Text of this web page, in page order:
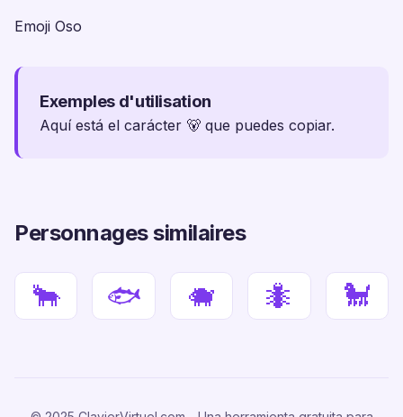
Emoji Oso
Exemples d'utilisation
Aquí está el carácter 🐻 que puedes copiar.
Personnages similaires
🐂 🐟 🐗 🐜 🐩